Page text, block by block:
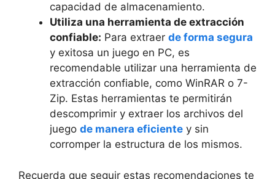
capacidad de almacenamiento.
Utiliza una herramienta de extracción
‌confiable: Para extraer de forma segura
⁤y exitosa un juego en PC,⁢ es
⁣recomendable utilizar una herramienta de
extracción confiable, como WinRAR o 7-
Zip. Estas herramientas te permitirán
descomprimir⁢ y extraer los archivos del
juego de manera eficiente y sin
⁣corromper la‌ estructura de los mismos.
Recuerda que seguir estas recomendaciones te